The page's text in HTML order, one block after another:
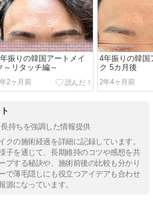
振りの韓国アートメイ
～リタッチ編～
2ヶ月前
4年振りの韓国
ク 5カ月後
2年4ヶ月前
持ちを強調した情報提供
の施術経過を詳細に記録しています。
子を通じて、長期維持のコツや感想を共
プする秘訣や、施術前後の比較も分かり
で薄毛隠しにも役立つアイデアも合わせ
源になっています。